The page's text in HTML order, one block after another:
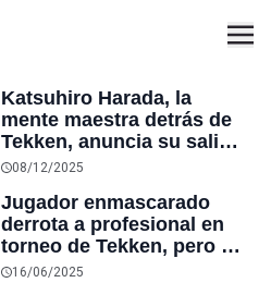
Katsuhiro Harada, la
mente maestra detrás de
Tekken, anuncia su salida
de Bandai Namco tras 30
sido testigo del retiro o
fallecimiento de muchos
colegas”
08/12/2025
Jugador enmascarado
derrota a profesional en
torneo de Tekken, pero es
descalificado minutos
16/06/2025